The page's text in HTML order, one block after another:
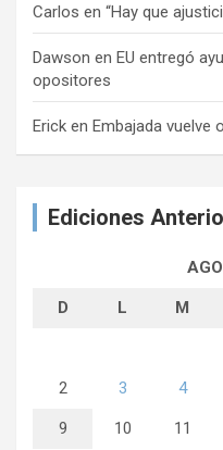
Carlos en “Hay que
Dawson en EU entregó
opositores
Erick en Embajada vuelve
Ediciones
D L M
2 3 4
9 10 11